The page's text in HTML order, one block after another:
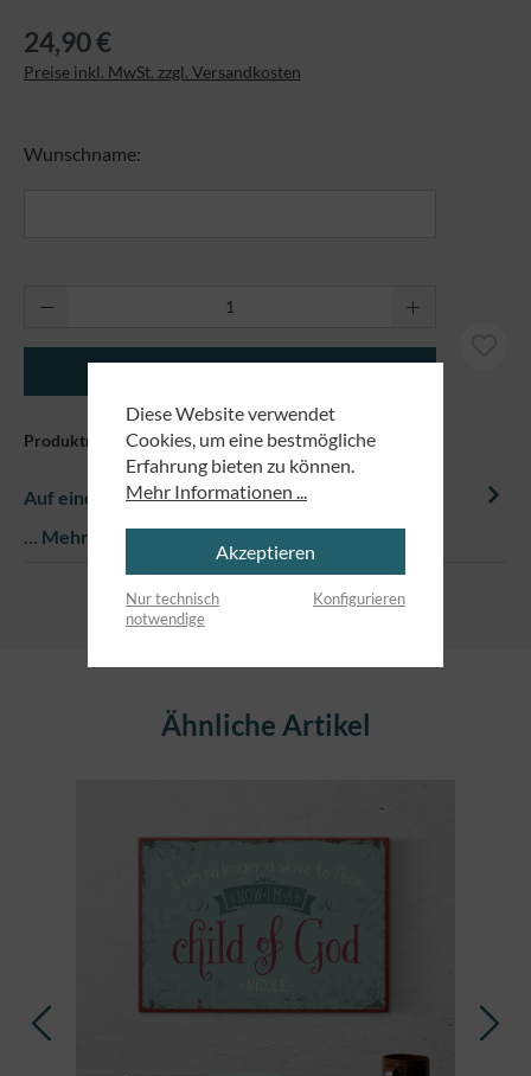
24,90 €
Preise inkl. MwSt. zzgl. Versandkosten
Wunschname:
Produkt Anzahl: Gib den gewünschten
Produktnummer:81092
Auf einem Blick
… Mehr
Produktgalerie überspringenÄhnliche Artikel
Diese Website verwendet
Cookies, um eine bestmögliche
Erfahrung bieten zu können.
Mehr Informationen ...
Akzeptieren
Nur technisch
notwendige
Konfigurieren